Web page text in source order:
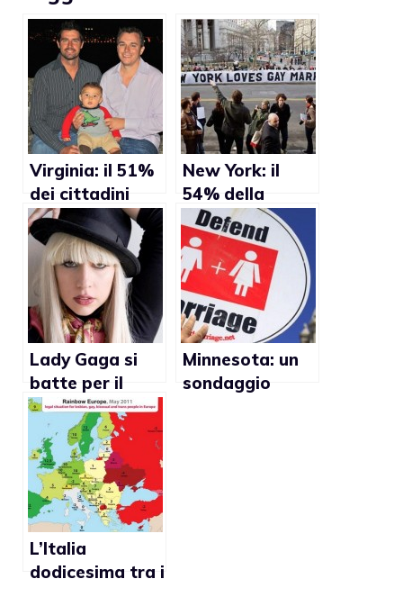
Virginia: il 51%
dei cittadini
favorevole alle
adozioni gay
New York: il
54% della
popolazione
favorevole alla
legge sui
matrimoni gay
Lady Gaga si
batte per il
matrimonio gay
a New York
Minnesota: un
sondaggio
L’Italia
dodicesima tra i